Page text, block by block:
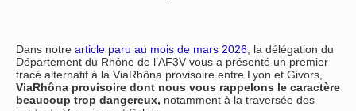
Dans notre article paru au mois de mars 2026 , la délégation du
Département du Rhône de l’AF3V vous a présenté un premier
tracé alternatif à la ViaRhôna provisoire entre Lyon et Givors,
ViaRhôna provisoire dont nous vous rappelons le caractère
beaucoup trop dangereux, notamment à la traversée des